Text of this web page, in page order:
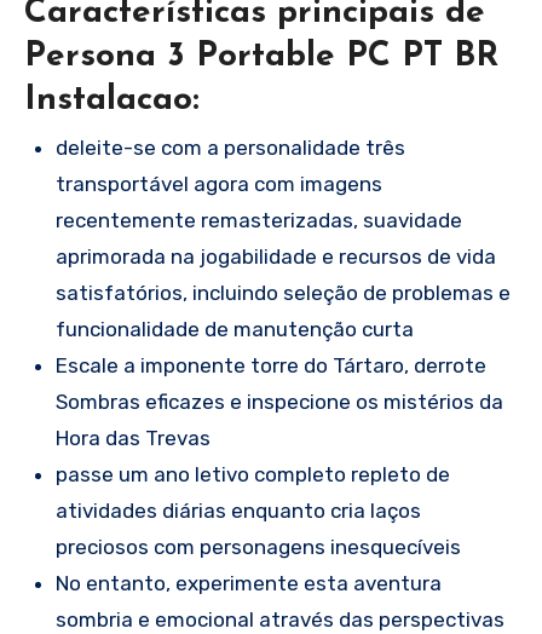
Características principais de
Persona 3 Portable PC PT BR
Instalacao:
deleite-se com a personalidade três
transportável agora com imagens
recentemente remasterizadas, suavidade
aprimorada na jogabilidade e recursos de vida
satisfatórios, incluindo seleção de problemas e
funcionalidade de manutenção curta
Escale a imponente torre do Tártaro, derrote
Sombras eficazes e inspecione os mistérios da
Hora das Trevas
passe um ano letivo completo repleto de
atividades diárias enquanto cria laços
preciosos com personagens inesquecíveis
No entanto, experimente esta aventura
sombria e emocional através das perspectivas